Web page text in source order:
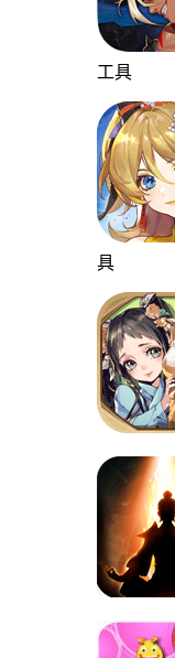
工具
具